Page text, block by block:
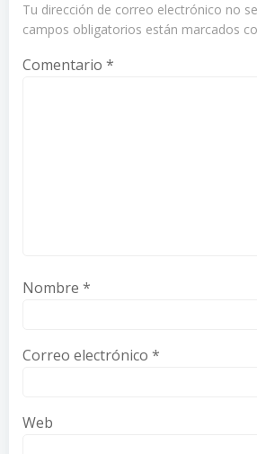
Tu dirección de correo electrónico no
campos obligatorios están marcados
Comentario *
Nombre *
Correo electrónico *
Web